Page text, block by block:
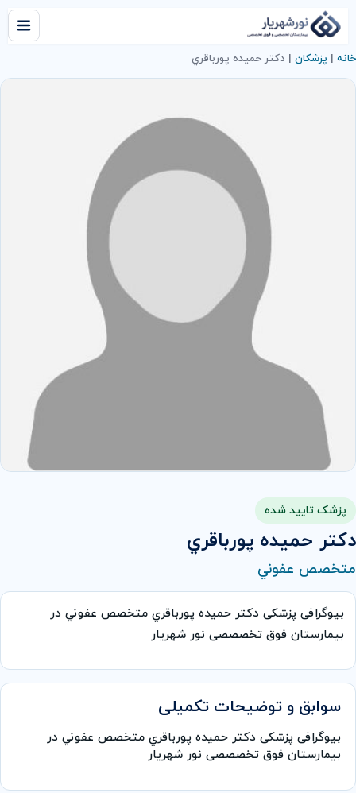
خانه | پزشکان | دکتر حميده پورباقري
پزشک تایید شده
دکتر حميده پورباقري
متخصص عفوني
بیوگرافی پزشکی دکتر حميده پورباقري متخصص عفوني در
بیمارستان فوق تخصصصی نور شهریار
سوابق و توضیحات تکمیلی
بیوگرافی پزشکی دکتر حميده پورباقري متخصص عفوني در
بیمارستان فوق تخصصصی نور شهریار